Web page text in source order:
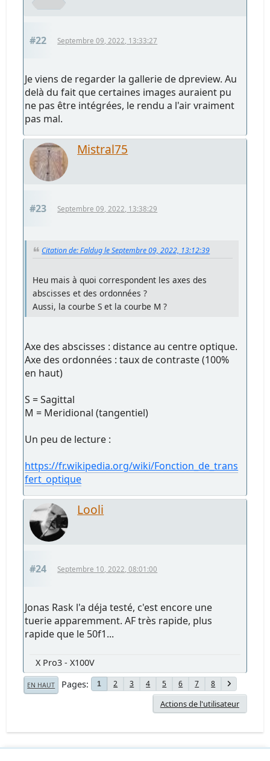
#22 Septembre 09, 2022, 13:33:27
Je viens de regarder la gallerie de dpreview. Au
delà du fait que certaines images auraient pu
ne pas être intégrées, le rendu a l'air vraiment
pas mal.
Mistral75
#23 Septembre 09, 2022, 13:38:29
Citation de: Faldug le Septembre 09, 2022, 13:12:39
Heu mais à quoi correspondent les axes des
abscisses et des ordonnées ?
Aussi, la courbe S et la courbe M ?
Axe des abscisses : distance au centre optique.
Axe des ordonnées : taux de contraste (100%
en haut)
S = Sagittal
M = Meridional (tangentiel)
Un peu de lecture :
https://fr.wikipedia.org/wiki/Fonction_de_trans
fert_optique
Looli
#24 Septembre 10, 2022, 08:01:00
Jonas Rask l'a déja testé, c'est encore une
tuerie apparemment. AF très rapide, plus
rapide que le 50f1...
X Pro3 - X100V
EN HAUT Pages 1 2 3 4 5 6 7 8
Actions de l'utilisateur